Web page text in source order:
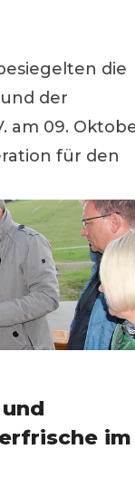
die
der
am 09.
für den
im